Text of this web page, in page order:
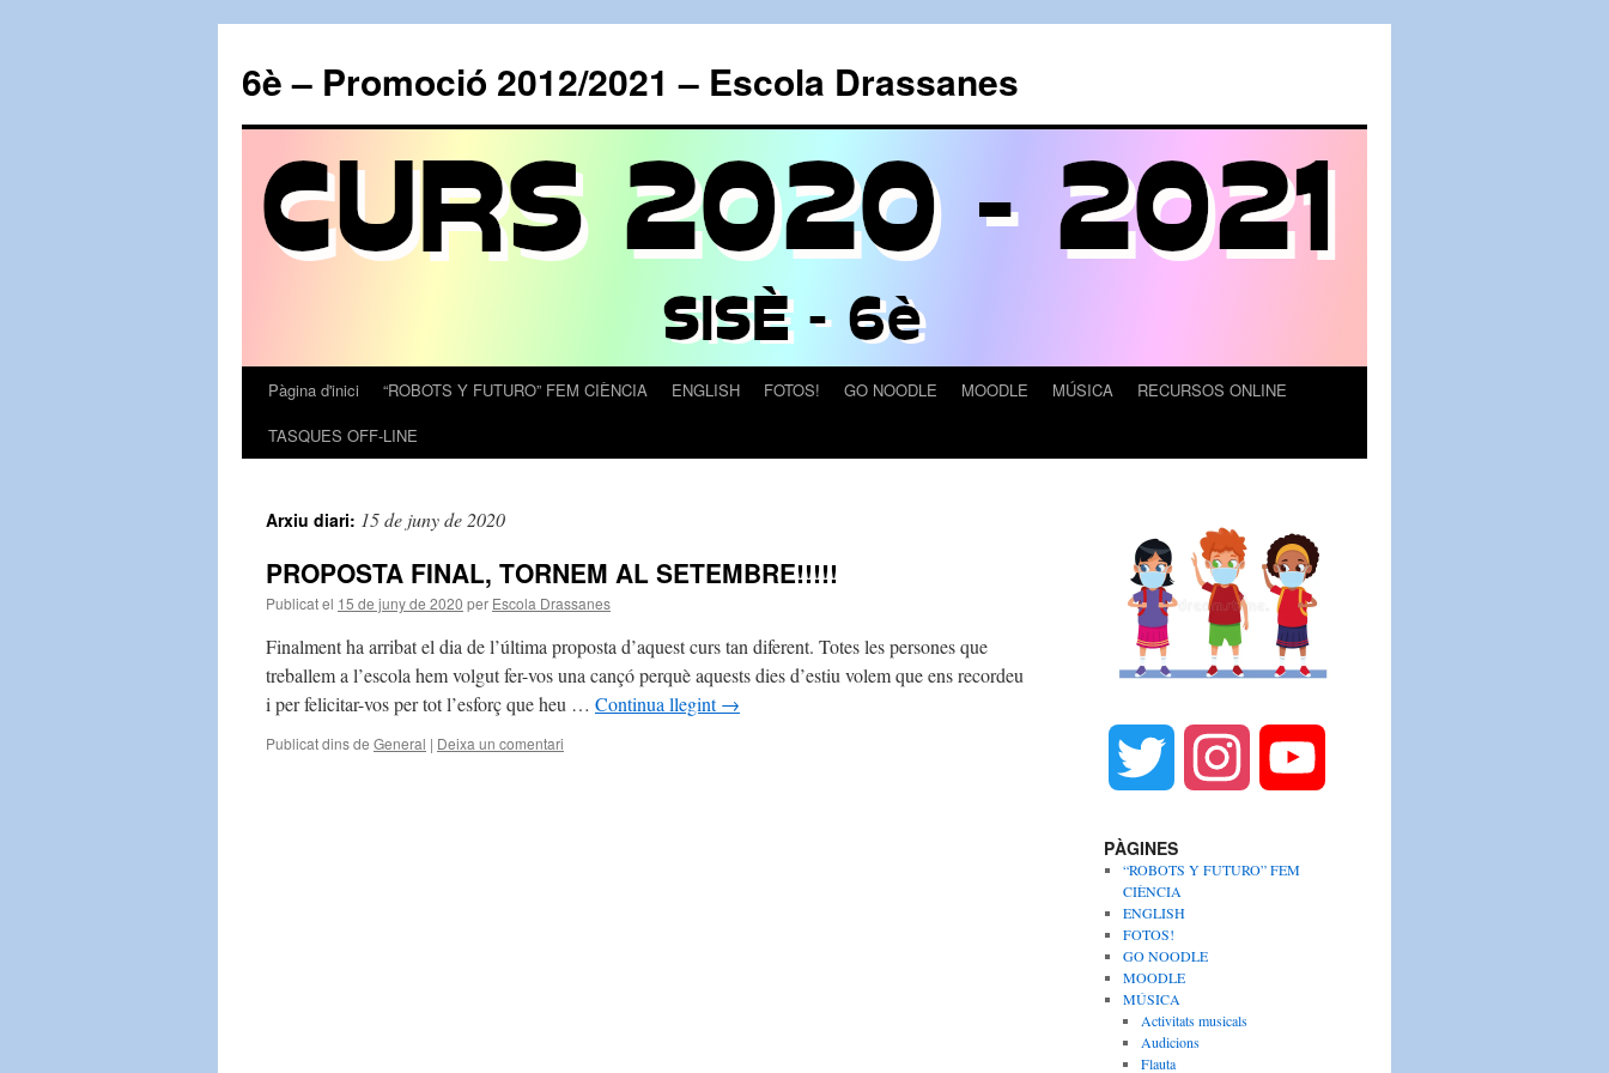
6è – Promoció 2012/2021 – Escola Drassanes
VésPàgina d'inici “ROBOTS Y FUTURO” FEM CIÈNCIA ENGLISH FOTOS! GO NOODLE MOODLE MÚSICA
RECURSOS ONLINE
TASQUES OFF-LINE
Arxiu diari: 15 de juny de 2020
PROPOSTA FINAL, TORNEM AL SETEMBRE!!!!!
Publicat el 15 de juny de 2020 per Escola Drassanes
Finalment ha arribat el dia de l’última proposta d’aquest curs tan diferent. Totes les persones que
treballem a l’escola hem volgut fer-vos una cançó perquè aquests dies d’estiu volem que ens recordeu
i per felicitar-vos per tot l’esforç que heu … Continua llegint→
Publicat dins de General | Deixa un comentari
i
t
t
PÀGINES
“ROBOTS Y FUTURO” FEM
CIÈNCIA
ENGLISH
FOTOS!
GO NOODLE
MOODLE
MÚSICA
Activitats musicals
Audicions
Flauta